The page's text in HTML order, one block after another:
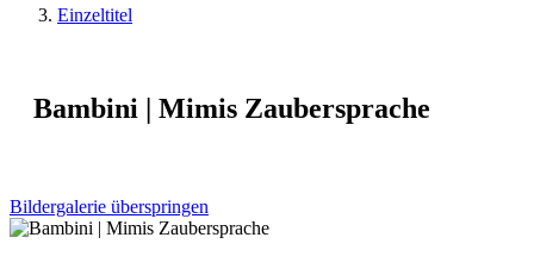
Einzeltitel
Bambini | Mimis Zaubersprache
Bildergalerie überspringen